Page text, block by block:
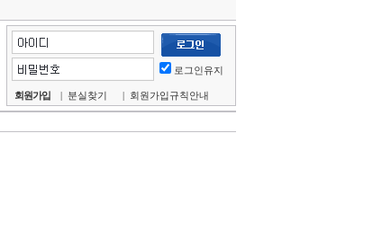
로그인유지
회원가입 | 분실찾기 | 회원가입규칙안내